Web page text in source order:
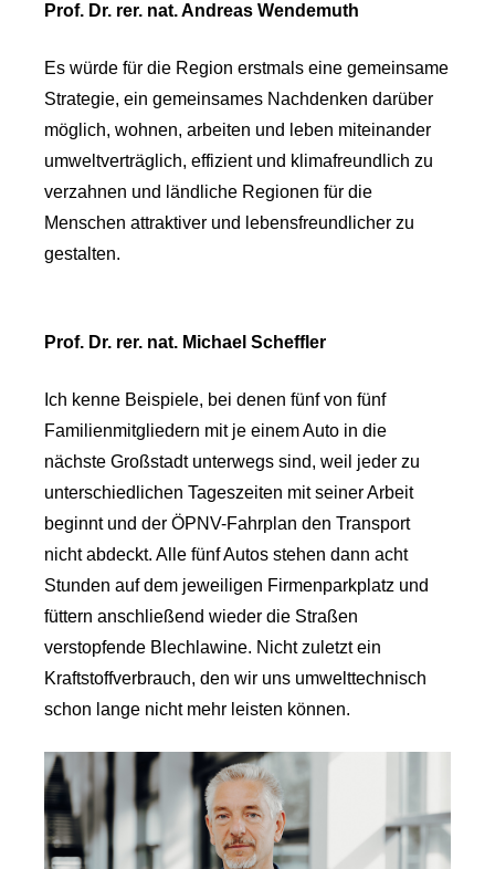
Prof. Dr. rer. nat. Andreas Wendemuth
Es würde für die Region erstmals eine gemeinsame
Strategie, ein gemeinsames Nachdenken darüber
möglich, wohnen, arbeiten und leben miteinander
umweltverträglich, effizient und klimafreundlich zu
verzahnen und ländliche Regionen für die
Menschen attraktiver und lebensfreundlicher zu
gestalten.
Prof. Dr. rer. nat. Michael Scheffler
Ich kenne Beispiele, bei denen fünf von fünf
Familienmitgliedern mit je einem Auto in die
nächste Großstadt unterwegs sind, weil jeder zu
unterschiedlichen Tageszeiten mit seiner Arbeit
beginnt und der ÖPNV-Fahrplan den Transport
nicht abdeckt. Alle fünf Autos stehen dann acht
Stunden auf dem jeweiligen Firmenparkplatz und
füttern anschließend wieder die Straßen
verstopfende Blechlawine. Nicht zuletzt ein
Kraftstoffverbrauch, den wir uns umwelttechnisch
schon lange nicht mehr leisten können.